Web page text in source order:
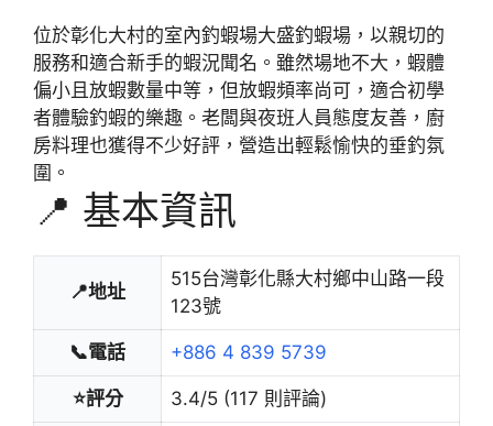
位於彰化大村的室內釣蝦場大盛釣蝦場，以親切的
服務和適合新手的蝦況聞名。雖然場地不大，蝦體
偏小且放蝦數量中等，但放蝦頻率尚可，適合初學
者體驗釣蝦的樂趣。老闆與夜班人員態度友善，廚
房料理也獲得不少好評，營造出輕鬆愉快的垂釣氛
圍。
📍 基本資訊
📍地址
515台灣彰化縣大村鄉中山路一段
123號
📞電話 +886 4 839 5739
⭐評分 3.4/5 (117 則評論)